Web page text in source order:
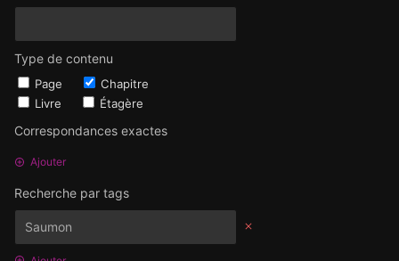
Type de contenu
Page
Chapitre
Livre
Étagère
Correspondances exactes
Ajouter
Recherche par tags